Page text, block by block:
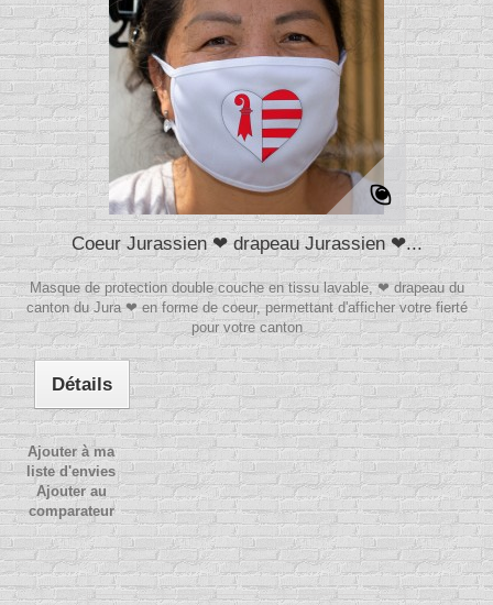
Coeur Jurassien ❤ drapeau Jurassien ❤...
Masque de protection double couche en tissu lavable, ❤ drapeau du
canton du Jura ❤ en forme de coeur, permettant d'afficher votre fierté
pour votre canton
Détails
Ajouter à ma
liste d'envies
Ajouter au
comparateur